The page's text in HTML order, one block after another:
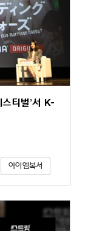
티벌’서 K-
아이엠복서